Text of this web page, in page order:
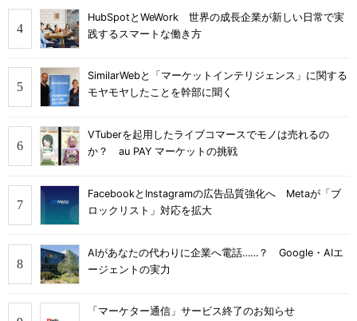
HubSpotとWeWork 世界の成長企業が新しい日常で実
践するスマートな働き方
SimilarWebと「マーケットインテリジェンス」に関する
モヤモヤしたことを幹部に聞く
VTuberを起用したライブコマースでモノは売れるの
か？ au PAY マーケットの挑戦
FacebookとInstagramの広告品質強化へ Metaが「ブ
ロックリスト」対応を拡大
AIがあなたの代わりに企業へ電話……？ Google・AIエ
ージェントの実力
「マーケター通信」サービス終了のお知らせ